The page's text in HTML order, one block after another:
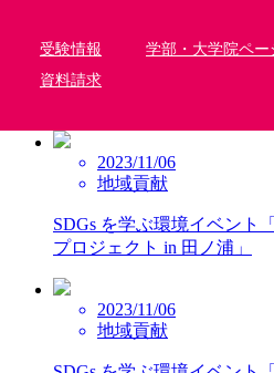
受験情報
学部・大学院ペー
資料請求
地域貢献
その他
2023/11/06
地域貢献
SDGs を学ぶ環境イベント
プロジェクト in 田ノ浦」
2023/11/06
地域貢献